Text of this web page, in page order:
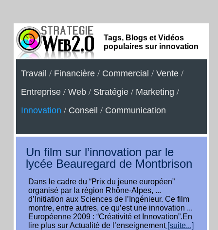
Tags, Blogs et Vidéos
populaires sur innovation
Travail / Financière / Commercial / Vente /
Entreprise / Web / Stratégie / Marketing /
Innovation / Conseil / Communication
Un film sur l’innovation par le
lycée Beauregard de Montbrison
Dans le cadre du “Prix du jeune européen”
organisé par la région Rhône-Alpes, ...
d’Initiation aux Sciences de l’Ingénieur. Ce film
montre, entre autres, ce qu’est une innovation ...
Européenne 2009 : “Créativité et Innovation”.En
lire plus sur Actualité de l’enseignement[suite...]